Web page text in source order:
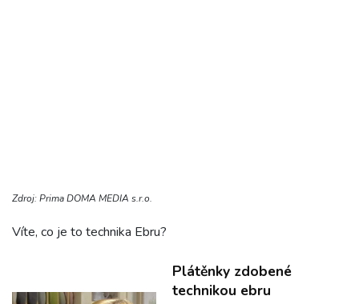
Zdroj: Prima DOMA MEDIA s.r.o.
Víte, co je to technika Ebru?
Plátěnky zdobené
technikou ebru